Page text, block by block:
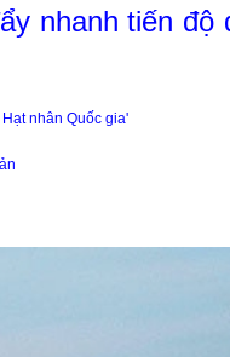
nhanh tiến độ
nhân Quốc gia'